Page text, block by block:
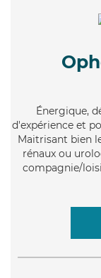
Énergique,
d'expérience et
Maitrisant bien
rénaux ou
compagnie/